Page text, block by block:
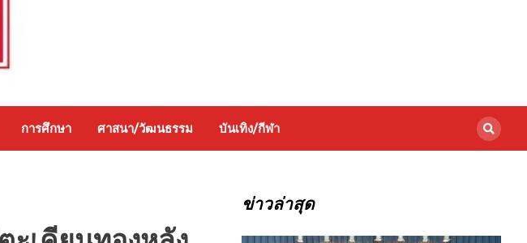
การศึกษา ศาสนา/วัฒนธรรม บันเทิง/กีฬา
ข่าวล่าสุด